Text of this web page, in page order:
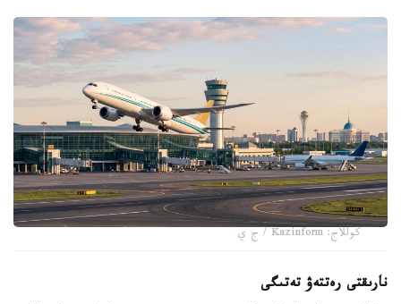
كوللاج: Kazinform / ج ي
نارىقتى رەتتەۋ تەتىگى